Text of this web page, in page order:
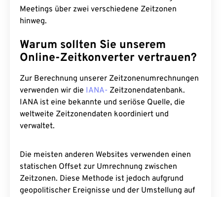
Meetings über zwei verschiedene Zeitzonen
hinweg.
Warum sollten Sie unserem
Online-Zeitkonverter vertrauen?
Zur Berechnung unserer Zeitzonenumrechnungen
verwenden wir die IANA- Zeitzonendatenbank.
IANA ist eine bekannte und seriöse Quelle, die
weltweite Zeitzonendaten koordiniert und
verwaltet.
Die meisten anderen Websites verwenden einen
statischen Offset zur Umrechnung zwischen
Zeitzonen. Diese Methode ist jedoch aufgrund
geopolitischer Ereignisse und der Umstellung auf